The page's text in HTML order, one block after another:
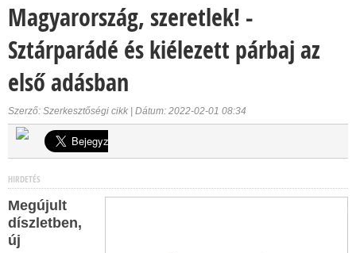
Magyarország, szeretlek! -
Sztárparádé és kiélezett párbaj az
első adásban
Szerző: Szerkesztőségi cikk | Dátum: 2022-02-01 08:34
HIRDETÉS
Megújult
díszletben,
új